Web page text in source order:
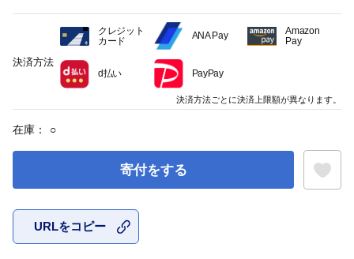
在庫： ○
寄付をする
URLをコピー
決済方法
クレジット
カード
ANA Pay
Amazon
Pay
d払い PayPay
決済方法ごとに決済上限額が異なります。